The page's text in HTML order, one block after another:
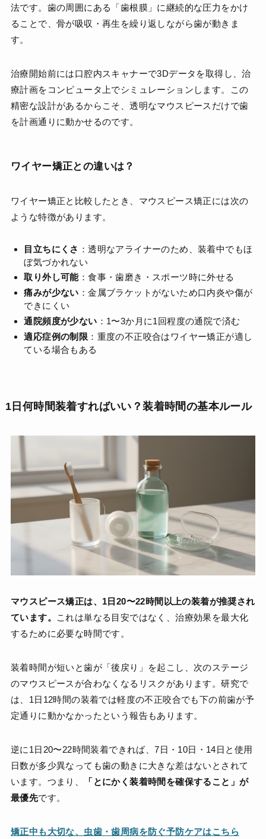
法です。歯の周囲にある「歯根膜」に継続的な圧力をかけ
ることで、骨が吸収・再生を繰り返しながら歯が動きま
す。
治療開始前には口腔内スキャナーで3Dデータを取得し、治
療計画をコンピュータ上でシミュレーションします。この
精密な設計があるからこそ、透明なマウスピースだけで歯
を計画通りに動かせるのです。
ワイヤー矯正との違いは？
ワイヤー矯正と比較したとき、マウスピース矯正には次の
ような特徴があります。
目立ちにくさ ：透明なアライナーのため、装着中でもほ
ぼ気づかれない
取り外し可能：食事・歯磨き・スポーツ時に外せる
痛みが少ない ：金属ブラケットがないため口内炎や傷が
できにくい
通院頻度が少ない ：1〜3か月に1回程度の通院で済む
適応症例の制限 ：重度の不正咬合はワイヤー矯正が適し
ている場合もある
1日何時間装着すればいい？装着時間の基本ルール
マウスピース矯正は、1日20〜22時間以上の装着が推奨され
ています。
これは単なる目安ではなく、治療効果を最大化
するために必要な時間です。
装着時間が短いと歯が「後戻り」を起こし、次のステージ
のマウスピースが合わなくなるリスクがあります。研究で
は、1日12時間の装着では軽度の不正咬合でも下の前歯が予
定通りに動かなかったという報告もあります。
逆に1日20〜22時間装着できれば、7日・10日・14日と使用
日数が多少異なっても歯の動きに大きな差はないとされて
います。つまり、
「とにかく装着時間を確保すること」が
最優先です。
矯正中も大切な、虫歯・歯周病を防ぐ予防ケアはこちら